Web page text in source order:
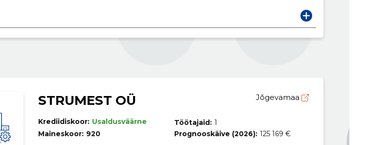
STRUMEST OÜ Jõgevamaa
Krediidiskoor: Usaldusväärne
Maineskoor: 920
Töötajaid: 1
Prognooskäive (2026): 125 169 €